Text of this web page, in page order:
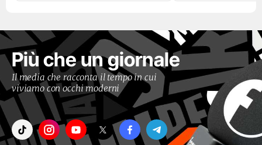
Più che un giornale
Il media che racconta il tempo in cui
viviamo con occhi moderni